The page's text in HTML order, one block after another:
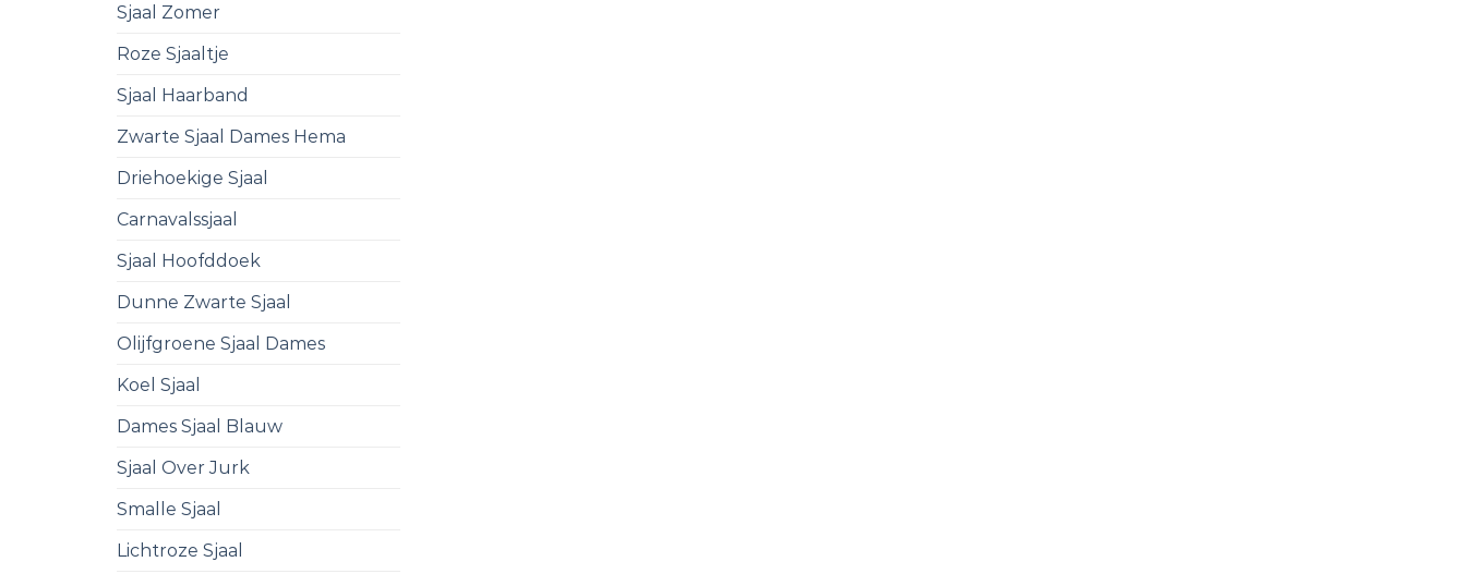
Sjaal Zomer
Roze Sjaaltje
Sjaal Haarband
Zwarte Sjaal Dames Hema
Driehoekige Sjaal
Carnavalssjaal
Sjaal Hoofddoek
Dunne Zwarte Sjaal
Olijfgroene Sjaal Dames
Koel Sjaal
Dames Sjaal Blauw
Sjaal Over Jurk
Smalle Sjaal
Lichtroze Sjaal